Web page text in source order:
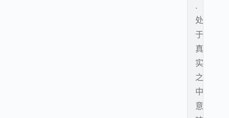
.
处
于
真
实
之
中
意